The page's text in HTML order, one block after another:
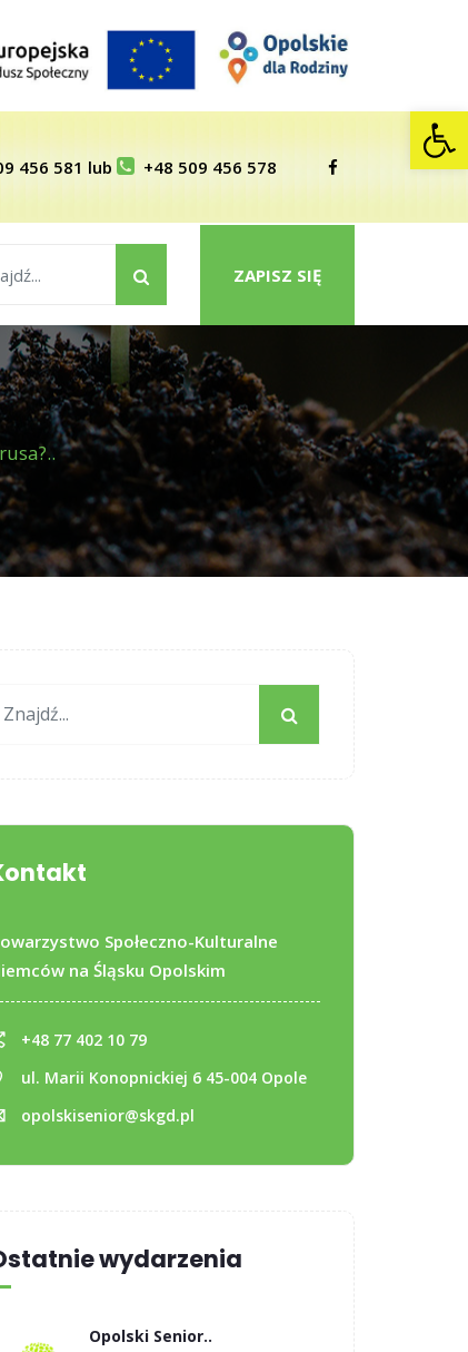
456 581 lub +48 509 456 578
ZAPISZ SIĘ
Społeczno-Kulturalne
na Śląsku Opolskim
+48 77 402 10 79
ul. Marii Konopnickiej 6 45-004 Opole
opolskisenior@skgd.pl
wydarzenia
Opolski Senior..